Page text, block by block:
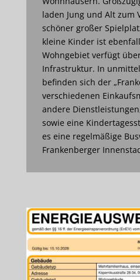
laden Jung und Alt zum
schöner großer
kleine Kinder ist
Wohngebiet verfügt
Infrastruktur. In
befinden sich der
verschiedenen
andere
sowie eine
es eine regelmäßige
Frankenberger